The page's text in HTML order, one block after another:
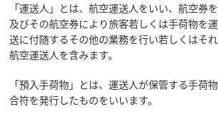
「運送人」とは、航空運送人をいい、航空券
及びその航空券により旅客若しくは手荷物を
送に付随するその他の業務を行い若しくはそ
航空運送人を含みます。
「預入手荷物」とは、運送人が保管する手荷
合符を発行したものをいいます。